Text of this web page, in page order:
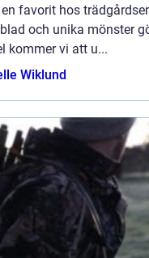
favorit hos
och unika mönster
kommer vi att u...
Wiklund